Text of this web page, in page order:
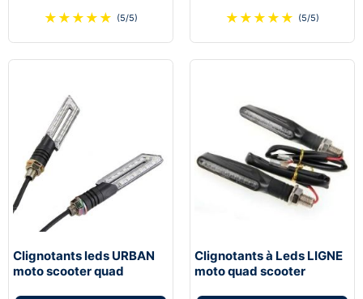
★ ★ ★ ★ ★ (5/5) ★ ★ ★ ★ ★ (5/5)
Clignotants leds URBAN
moto scooter quad
Clignotants à Leds LIGNE
moto quad scooter